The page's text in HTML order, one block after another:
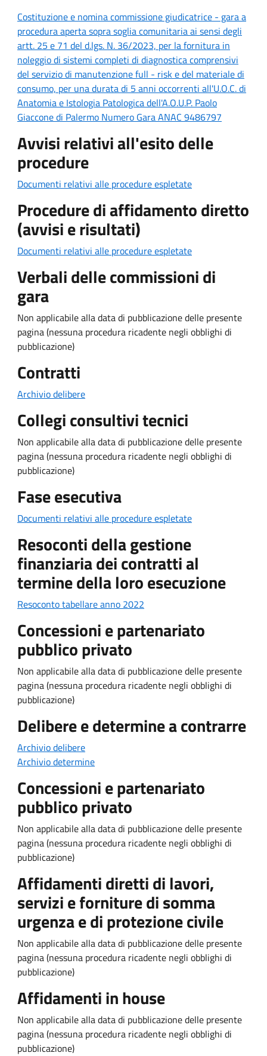
Costituzione e nomina commissione giudicatrice - gara a
procedura aperta sopra soglia comunitaria ai sensi degli
artt. 25 e 71 del d.lgs. N. 36/2023, per la fornitura in
noleggio di sistemi completi di diagnostica comprensivi
del servizio di manutenzione full - risk e del materiale di
consumo, per una durata di 5 anni occorrenti all'U.O.C. di
Anatomia e Istologia Patologica dell'A.O.U.P. Paolo
Giaccone di Palermo Numero Gara ANAC 9486797
Avvisi relativi all'esito delle
procedure
Documenti relativi alle procedure espletate
Procedure di affidamento diretto
(avvisi e risultati)
Documenti relativi alle procedure espletate
Verbali delle commissioni di
gara
Non applicabile alla data di pubblicazione delle presente
pagina (nessuna procedura ricadente negli obblighi di
pubblicazione)
Contratti
Archivio delibere
Collegi consultivi tecnici
Non applicabile alla data di pubblicazione delle presente
pagina (nessuna procedura ricadente negli obblighi di
pubblicazione)
Fase esecutiva
Documenti relativi alle procedure espletate
Resoconti della gestione
finanziaria dei contratti al
termine della loro esecuzione
Resoconto tabellare anno 2022
Concessioni e partenariato
pubblico privato
Non applicabile alla data di pubblicazione delle presente
pagina (nessuna procedura ricadente negli obblighi di
pubblicazione)
Delibere e determine a contrarre
Archivio delibere
Archivio determine
Concessioni e partenariato
pubblico privato
Non applicabile alla data di pubblicazione delle presente
pagina (nessuna procedura ricadente negli obblighi di
pubblicazione)
Affidamenti diretti di lavori,
servizi e forniture di somma
urgenza e di protezione civile
Non applicabile alla data di pubblicazione delle presente
pagina (nessuna procedura ricadente negli obblighi di
pubblicazione)
Affidamenti in house
Non applicabile alla data di pubblicazione delle presente
pagina (nessuna procedura ricadente negli obblighi di
pubblicazione)